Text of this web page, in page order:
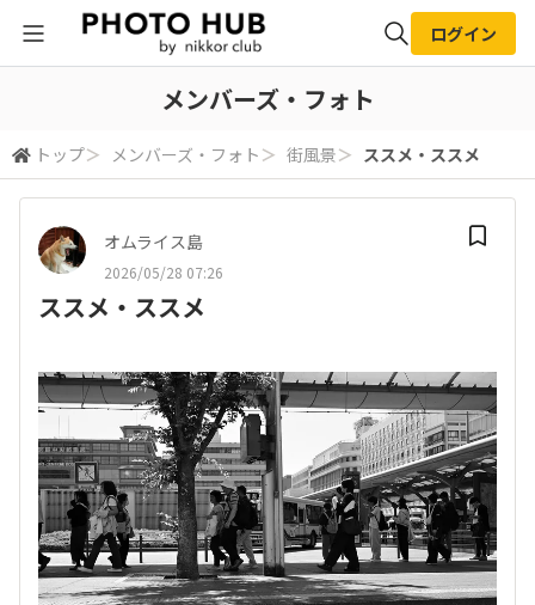
検索
ログイン
メンバーズ・フォト
トップ＞ メンバーズ・フォト ＞ 街風景＞ ススメ・ススメ
オムライス島
2026/05/28 07:26
ススメ・ススメ